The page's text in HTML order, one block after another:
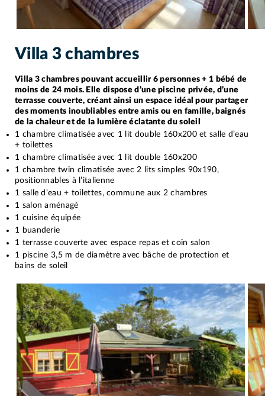
Villa 3 chambres
Villa 3 chambres pouvant accueillir 6 personnes + 1 bébé de
moins de 24 mois. Elle dispose d’une piscine privée, d’une
terrasse couverte, créant ainsi un espace idéal pour partager
des moments inoubliables entre amis ou en famille, baignés
de la chaleur et de la lumière éclatante du soleil
1 chambre climatisée avec 1 lit double 160x200 et salle d’eau
+ toilettes
1 chambre climatisée avec 1 lit double 160x200
1 chambre twin climatisée avec 2 lits simples 90x190,
positionnables à l’italienne
1 salle d’eau + toilettes, commune aux 2 chambres
1 salon aménagé
1 cuisine équipée
1 buanderie
1 terrasse couverte avec espace repas et coin salon
1 piscine 3,5 m de diamètre avec bâche de protection et
bains de soleil